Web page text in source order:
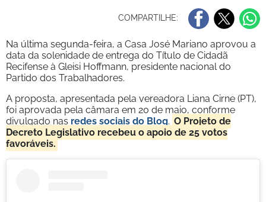
COMPARTILHE:
Na última segunda-feira, a Casa José Mariano aprovou a
data da solenidade de entrega do Título de Cidadã
Recifense à Gleisi Hoffmann, presidente nacional do
Partido dos Trabalhadores.
A proposta, apresentada pela vereadora Liana Cirne (PT),
foi aprovada pela câmara em 20 de maio, conforme
divulgado nas redes sociais do Blog. O Projeto de
Decreto Legislativo recebeu o apoio de 25 votos
favoráveis.